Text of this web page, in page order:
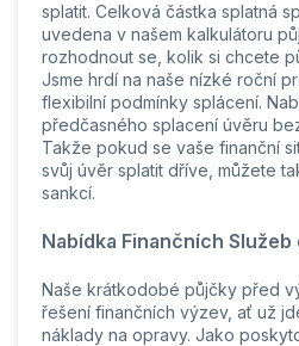
splatit. Celková částka splatná
uvedena v našem kalkulátoru
rozhodnout se, kolik si chcete
Jsme hrdí na naše nízké roční
flexibilní podmínky splácení.
předčasného splacení úvěru
Takže pokud se vaše finanční
svůj úvěr splatit dříve, můžete
sankcí.
Nabídka Finančních Služeb
Naše krátkodobé půjčky před
řešení finančních výzev, ať už
náklady na opravy. Jako